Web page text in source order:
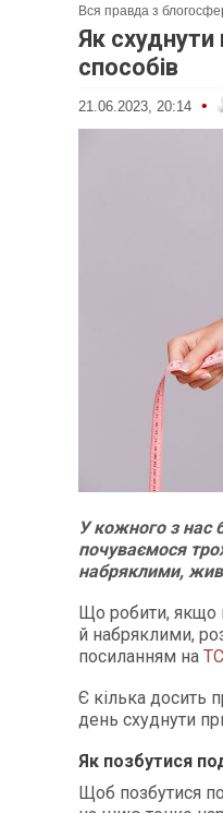
Вся правда з
Як схуднути
способів
21.06.2023, 20:14 •
У кожного з нас
почуваємося
набряклими,
Що робити, якщо
й набряклими,
посиланням на
Є кілька досить
день схуднути
Як позбутися
Щоб позбутися